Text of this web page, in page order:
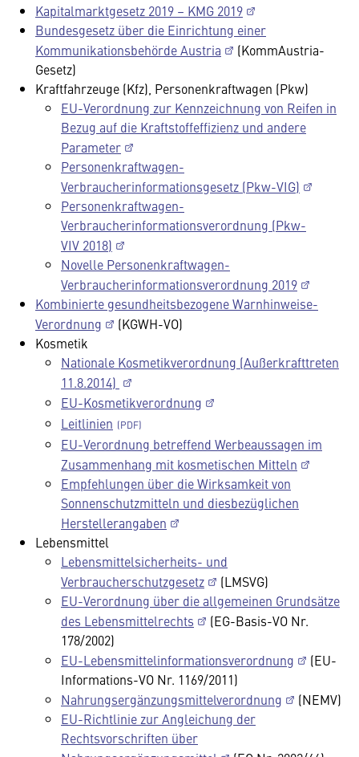
Kapitalmarktgesetz 2019 – KMG 2019
Bundesgesetz über die Einrichtung einer
Kommunikationsbehörde Austria
(KommAustria-
Gesetz)
Kraftfahrzeuge (Kfz), Personenkraftwagen (Pkw)
EU-Verordnung zur Kennzeichnung von Reifen in
Bezug auf die Kraftstoffeffizienz und andere
Parameter
Personenkraftwagen-
Verbraucherinformationsgesetz (Pkw-VIG)
Personenkraftwagen-
Verbraucherinformationsverordnung (Pkw-
VIV 2018)
Novelle Personenkraftwagen-
Verbraucherinformationsverordnung 2019
Kombinierte gesundheitsbezogene Warnhinweise-
Verordnung
(KGWH-VO)
Kosmetik
Nationale Kosmetikverordnung (Außerkrafttreten
11.8.2014)
EU-Kosmetikverordnung
Leitlinien
EU-Verordnung betreffend Werbeaussagen im
Zusammenhang mit kosmetischen Mitteln
Empfehlungen über die Wirksamkeit von
Sonnenschutzmitteln und diesbezüglichen
Herstellerangaben
Lebensmittel
Lebensmittelsicherheits- und
Verbraucherschutzgesetz
(LMSVG)
EU-Verordnung über die allgemeinen Grundsätze
des Lebensmittelrechts
(EG-Basis-VO Nr.
178/2002)
EU-Lebensmittelinformationsverordnung
(EU-
Informations-VO Nr. 1169/2011)
Nahrungsergänzungsmittelverordnung
(NEMV)
EU-Richtlinie zur Angleichung der
Rechtsvorschriften über